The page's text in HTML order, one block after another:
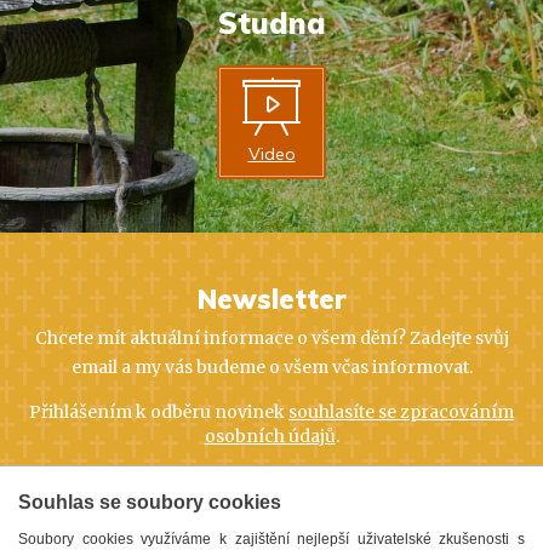
Souhlas se soubory cookies
Soubory cookies využíváme k zajištění nejlepší uživatelské zkušenosti s
Studna
Video
Newsletter
Chcete mít aktuální informace o všem dění? Zadejte svůj
email a my vás budeme o všem včas informovat.
Přihlášením k odběru novineksouhlasíte se zpracováním
osobních údajů.